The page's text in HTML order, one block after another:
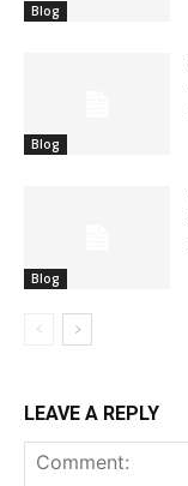
Blog
Blog
Blog
LEAVE A REPLY